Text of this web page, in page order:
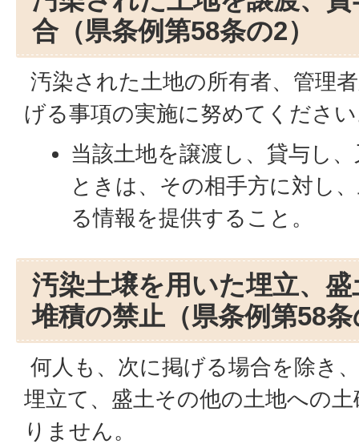
合（県条例第58条の2）
汚染された土地の所有者、管理
げる事項の実施に努めてくださ
当該土地を譲渡し、貸与し
ときは、その相手方に対し
る情報を提供すること。
汚染土壌を用いた埋立、
堆積の禁止（県条例第58
何人も、次に掲げる場合を除き
埋立て、盛土その他の土地への
りません。